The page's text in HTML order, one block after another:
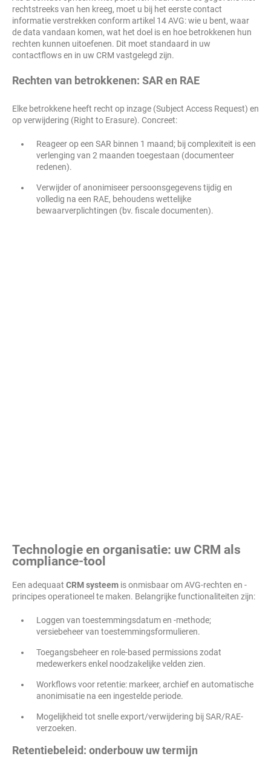
rechtstreeks van hen kreeg, moet u bij het eerste contact
informatie verstrekken conform artikel 14 AVG: wie u bent, waar
de data vandaan komen, wat het doel is en hoe betrokkenen hun
rechten kunnen uitoefenen. Dit moet standaard in uw
contactflows en in uw CRM vastgelegd zijn.
Rechten van betrokkenen: SAR en RAE
Elke betrokkene heeft recht op inzage (Subject Access Request) en
op verwijdering (Right to Erasure). Concreet:
Reageer op een SAR binnen 1 maand; bij complexiteit is een
verlenging van 2 maanden toegestaan (documenteer
redenen).
Verwijder of anonimiseer persoonsgegevens tijdig en
volledig na een RAE, behoudens wettelijke
bewaarverplichtingen (bv. fiscale documenten).
Technologie en organisatie: uw CRM als
compliance-tool
Een adequaat CRM systeem is onmisbaar om AVG-rechten en -
principes operationeel te maken. Belangrijke functionaliteiten zijn:
Loggen van toestemmingsdatum en -methode;
versiebeheer van toestemmingsformulieren.
Toegangsbeheer en role-based permissions zodat
medewerkers enkel noodzakelijke velden zien.
Workflows voor retentie: markeer, archief en automatische
anonimisatie na een ingestelde periode.
Mogelijkheid tot snelle export/verwijdering bij SAR/RAE-
verzoeken.
Retentiebeleid: onderbouw uw termijn